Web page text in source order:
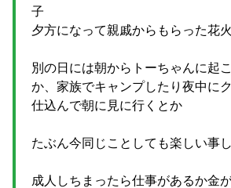
子
夕方になって親戚からもらった花
別の日には朝からトーちゃんに起
か、家族でキャンプしたり夜中に
仕込んで朝に見に行くとか
たぶん今同じことしても楽しい事
成人しちまったら仕事があるか金